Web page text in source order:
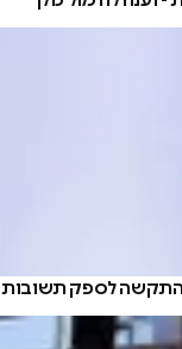
התקשה לספק תשובות